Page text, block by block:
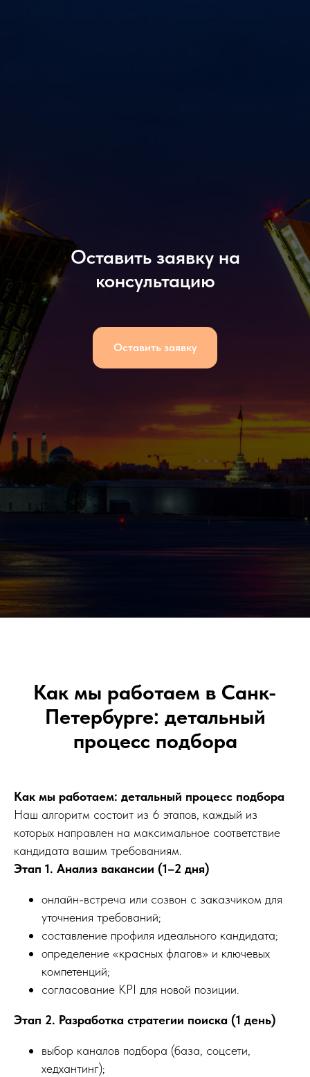
Оставить заявку на
консультацию
Оставить заявку
Как мы работаем в Санк-
Петербурге: детальный
процесс подбора
Как мы работаем: детальный процесс подбора
Наш алгоритм состоит из 6 этапов, каждый из
которых направлен на максимальное соответствие
кандидата вашим требованиям.
Этап 1. Анализ вакансии (1–2 дня)
онлайн-встреча или созвон с заказчиком для
уточнения требований;
составление профиля идеального кандидата;
определение «красных флагов» и ключевых
компетенций;
согласование KPI для новой позиции.
Этап 2. Разработка стратегии поиска (1 день)
выбор каналов подбора (база, соцсети,
хедхантинг);